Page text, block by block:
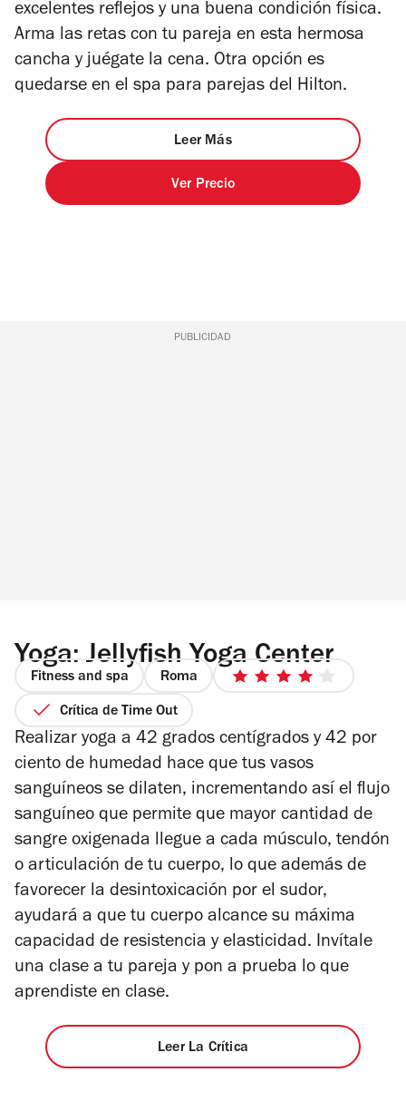
excelentes reflejos y una buena condición física.
Arma las retas con tu pareja en esta hermosa
cancha y juégate la cena. Otra opción es
quedarse en el spa para parejas del Hilton.
Leer Más
Ver Precio
PUBLICIDAD
Yoga: Jellyfish Yoga Center
Fitness and spa Roma
4
5
estrellas
Crítica de Time Out
Realizar yoga a 42 grados centígrados y 42 por
ciento de humedad hace que tus vasos
sanguíneos se dilaten, incrementando así el flujo
sanguíneo que permite que mayor cantidad de
sangre oxigenada llegue a cada músculo, tendón
o articulación de tu cuerpo, lo que además de
favorecer la desintoxicación por el sudor,
ayudará a que tu cuerpo alcance su máxima
capacidad de resistencia y elasticidad. Invítale
una clase a tu pareja y pon a prueba lo que
aprendiste en clase.
Leer La Crítica